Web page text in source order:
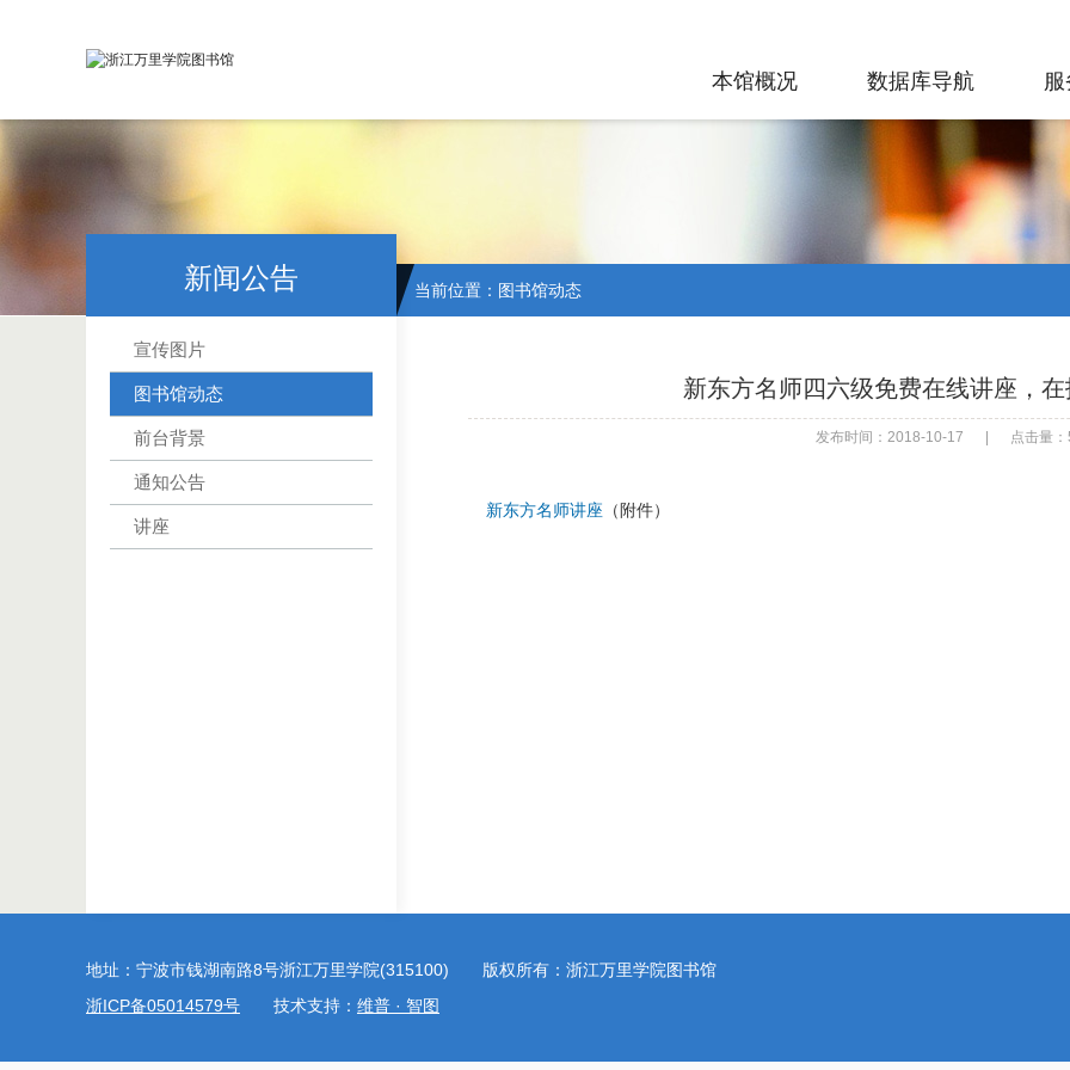
本馆概况 数据库导航
新闻公告
宣传图片
图书馆动态
前台背景
通知公告
讲座
当前位置： 图书馆动态
新东方名师四六级免费在线讲座，
发布时间：2018-10-17 点击量
新东方名师讲座 （附件）
地址：宁波市钱湖南路8号浙江万里学院(315100) 版权所有：浙江万里学院图书馆
浙ICP备05014579号 技术支持： 维普 · 智图